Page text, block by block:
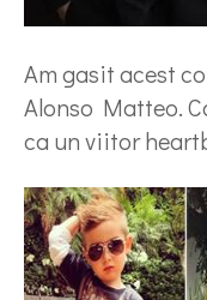
Am gasit acest
Alonso Matteo.
ca un viitor